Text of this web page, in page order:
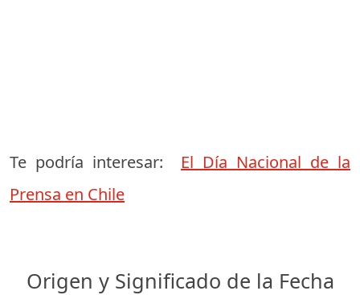
Te podría interesar: El Día Nacional de la
Prensa en Chile
Origen y Significado de la Fecha